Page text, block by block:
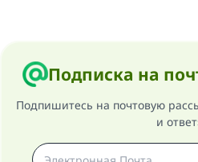
Подписка на
Подпишитесь на почтовую
и